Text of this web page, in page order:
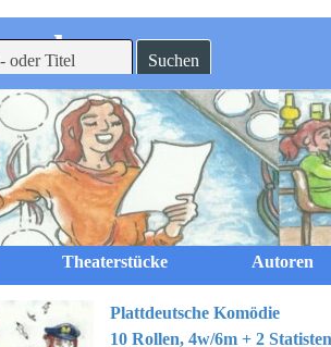
Suchen
Theaterstücke Autoren
Plattdeutsche Komödie
10 Rollen, 4w/6m + 2 Statisten